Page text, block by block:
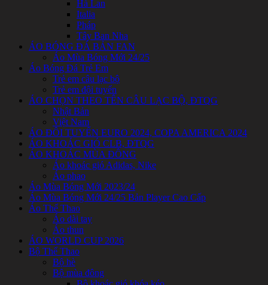
Hà Lan
Italia
Pháp
Tây Ban Nha
ÁO BÓNG ĐÁ BẢN FAN
Áo Mùa Bóng Mới 24/25
Áo Bóng Đá Trẻ Em
Trẻ em câu lạc bộ
Trẻ em đội tuyển
ÁO CHỌN THEO TÊN CÂU LẠC BỘ, ĐTQG
Nhật Bản
Việt Nam
ÁO ĐÔI TUYỂN EURO 2024, COPA AMERICA 2024
ÁO KHOÁC GIÓ CLB, ĐTQG
ÁO KHOÁC MÙA ĐÔNG
Áo khoác gió Adidas, Nike
Áo phao
Áo Mùa Bóng Mới 2023/24
Áo Mùa Bóng Mới 24/25 Bản Player Cao Cấp
Áo Thể Thao
Áo dài tay
Áo thun
ÁO WORLD CUP 2026
Bộ Thể Thao
Bộ hè
Bộ mùa đông